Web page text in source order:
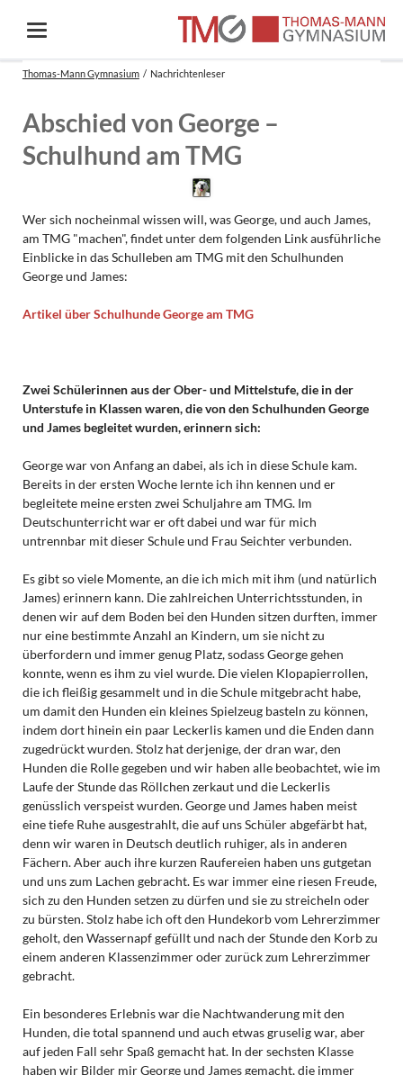
Thomas-Mann Gymnasium Nachrichtenleser
Abschied von George –
Schulhund am TMG
Wer sich nocheinmal wissen will, was George, und auch James,
am TMG "machen", findet unter dem folgenden Link ausführliche
Einblicke in das Schulleben am TMG mit den Schulhunden
George und James:
Artikel über Schulhunde George am TMG
Zwei Schülerinnen aus der Ober- und Mittelstufe, die in der
Unterstufe in Klassen waren, die von den Schulhunden George
und James begleitet wurden, erinnern sich:
George war von Anfang an dabei, als ich in diese Schule kam.
Bereits in der ersten Woche lernte ich ihn kennen und er
begleitete meine ersten zwei Schuljahre am TMG. Im
Deutschunterricht war er oft dabei und war für mich
untrennbar mit dieser Schule und Frau Seichter verbunden.
Es gibt so viele Momente, an die ich mich mit ihm (und natürlich
James) erinnern kann. Die zahlreichen Unterrichtsstunden, in
denen wir auf dem Boden bei den Hunden sitzen durften, immer
nur eine bestimmte Anzahl an Kindern, um sie nicht zu
überfordern und immer genug Platz, sodass George gehen
konnte, wenn es ihm zu viel wurde. Die vielen Klopapierrollen,
die ich fleißig gesammelt und in die Schule mitgebracht habe,
um damit den Hunden ein kleines Spielzeug basteln zu können,
indem dort hinein ein paar Leckerlis kamen und die Enden dann
zugedrückt wurden. Stolz hat derjenige, der dran war, den
Hunden die Rolle gegeben und wir haben alle beobachtet, wie im
Laufe der Stunde das Röllchen zerkaut und die Leckerlis
genüsslich verspeist wurden. George und James haben meist
eine tiefe Ruhe ausgestrahlt, die auf uns Schüler abgefärbt hat,
denn wir waren in Deutsch deutlich ruhiger, als in anderen
Fächern. Aber auch ihre kurzen Raufereien haben uns gutgetan
und uns zum Lachen gebracht. Es war immer eine riesen Freude,
sich zu den Hunden setzen zu dürfen und sie zu streicheln oder
zu bürsten. Stolz habe ich oft den Hundekorb vom Lehrerzimmer
geholt, den Wassernapf gefüllt und nach der Stunde den Korb zu
einem anderen Klassenzimmer oder zurück zum Lehrerzimmer
gebracht.
Ein besonderes Erlebnis war die Nachtwanderung mit den
Hunden, die total spannend und auch etwas gruselig war, aber
auf jeden Fall sehr Spaß gemacht hat. In der sechsten Klasse
haben wir Bilder mir George und James gemacht, die immer